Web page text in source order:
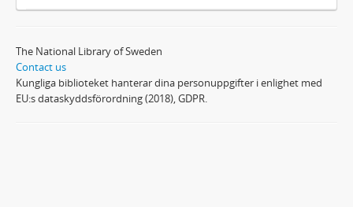
The National Library of Sweden
Contact us
Kungliga biblioteket hanterar dina personuppgifter i enlighet med
EU:s dataskyddsförordning (2018), GDPR.